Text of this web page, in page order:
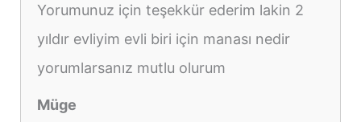
Yorumunuz için teşekkür ederim lakin 2
yıldır evliyim evli biri için manası nedir
yorumlarsanız mutlu olurum
Müge